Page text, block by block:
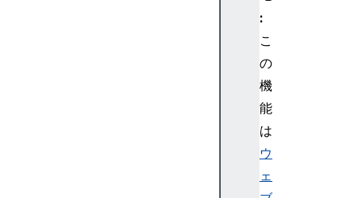
:
こ
の
機
能
は
ウ
ェ